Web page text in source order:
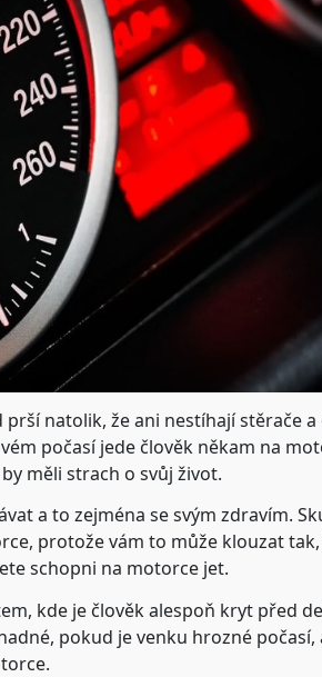
natolik, že ani nestíhají stěrače a
počasí jede člověk někam na
měli strach o svůj život.
a to zejména se svým zdravím.
protože vám to může klouzat
schopni na motorce jet.
kde je člověk alespoň kryt před
pokud je venku hrozné počasí,